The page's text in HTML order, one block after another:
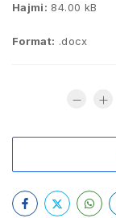
Hajmi: 84.00 kB
Format: .docx